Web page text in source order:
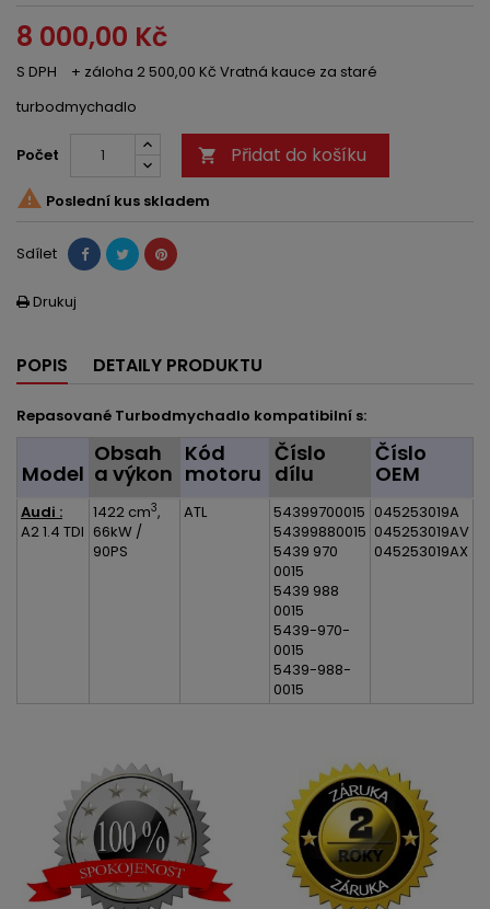
8 000,00 Kč
S DPH
+ záloha 2 500,00 Kč Vratná kauce za staré
turbodmychadlo
Počet  Přidat do košíku
 Poslední kus skladem
Sdílet
 Drukuj
POPIS DETAILY PRODUKTU
Repasované Turbodmychadlo kompatibilní s:
Model
Obsah
a výkon
Kód
motoru
Číslo
dílu
Číslo
OEM
Audi :
A2 1.4 TDI
1422 cm3,
66kW /
90PS
ATL
54399700015
54399880015
5439 970
0015
5439 988
0015
5439-970-
0015
5439-988-
0015
045253019A
045253019AV
045253019AX